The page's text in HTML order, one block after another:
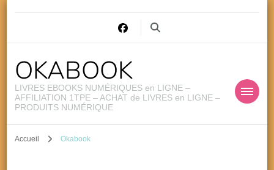
OKABOOK
LIVRES EBOOKS NUMÉRIQUES en LIGNE –
AFFILIATION 1TPE – ACHAT de LIVRES en LIGNE –
PRODUITS NUMÉRIQUE
Accueil Okabook